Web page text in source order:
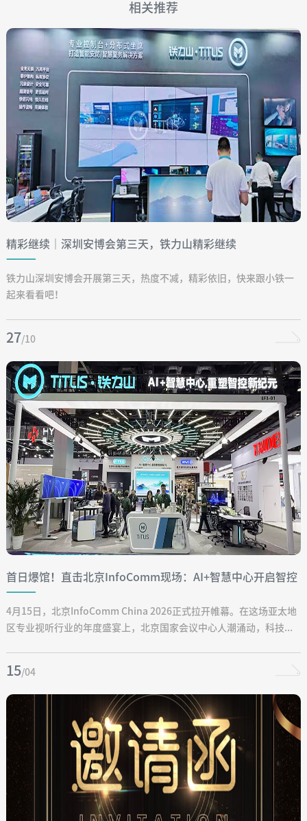
相关推荐
精彩继续│深圳安博会第三天，铁力山精彩继续
铁力山深圳安博会开展第三天，热度不减，精彩依旧，快来跟小铁一
起来看看吧！
27/10
首日爆馆！直击北京InfoComm现场：AI+智慧中心开启智控
新纪元
4月15日，北京InfoComm China 2026正式拉开帷幕。在这场亚太地
区专业视听行业的年度盛宴上，北京国家会议中心人潮涌动，科技...
15/04